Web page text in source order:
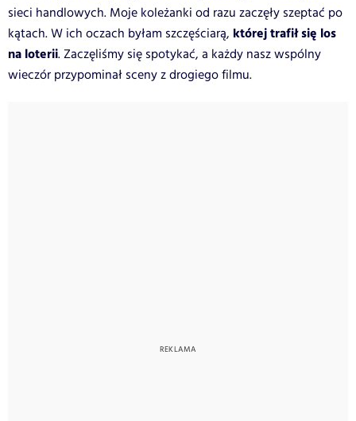
sieci handlowych. Moje koleżanki od razu zaczęły szeptać po
kątach. W ich oczach byłam szczęściarą, której trafił się los
na loterii. Zaczęliśmy się spotykać, a każdy nasz wspólny
wieczór przypominał sceny z drogiego filmu.